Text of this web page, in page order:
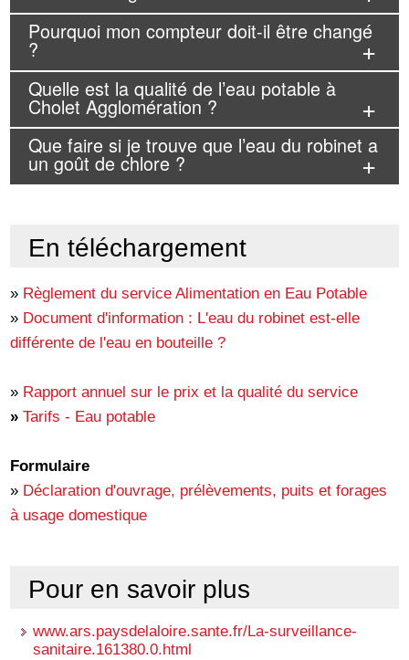
Pourquoi mon compteur doit-il être changé
?
Quelle est la qualité de l’eau potable à
Cholet Agglomération ?
Que faire si je trouve que l’eau du robinet a
un goût de chlore ?
En téléchargement
» Règlement du service Alimentation en Eau Potable
» Document d'information : L'eau du robinet est-elle
différente de l'eau en bouteille ?
» Rapport annuel sur le prix et la qualité du service
» Tarifs - Eau potable
Formulaire
» Déclaration d'ouvrage, prélèvements, puits et forages
à usage domestique
Pour en savoir plus
www.ars.paysdelaloire.sante.fr/La-surveillance-
sanitaire.161380.0.html